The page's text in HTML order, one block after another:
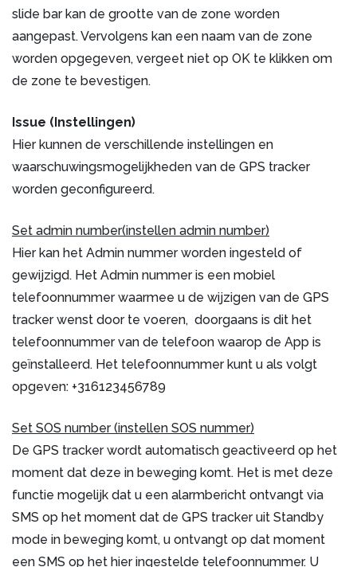
slide bar kan de grootte van de zone worden
aangepast. Vervolgens kan een naam van de zone
worden opgegeven, vergeet niet op OK te klikken om
de zone te bevestigen.
Issue (Instellingen)
Hier kunnen de verschillende instellingen en
waarschuwingsmogelijkheden van de GPS tracker
worden geconfigureerd.
Set admin number(instellen admin number)
Hier kan het Admin nummer worden ingesteld of
gewijzigd. Het Admin nummer is een mobiel
telefoonnummer waarmee u de wijzigen van de GPS
tracker wenst door te voeren, doorgaans is dit het
telefoonnummer van de telefoon waarop de App is
geïnstalleerd. Het telefoonnummer kunt u als volgt
opgeven: +316123456789
Set SOS number (instellen SOS nummer)
De GPS tracker wordt automatisch geactiveerd op het
moment dat deze in beweging komt. Het is met deze
functie mogelijk dat u een alarmbericht ontvangt via
SMS op het moment dat de GPS tracker uit Standby
mode in beweging komt, u ontvangt op dat moment
een SMS op het hier ingestelde telefoonnummer. U